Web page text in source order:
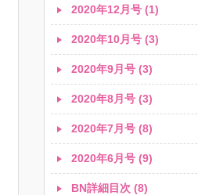
2020年12月号 (1)
2020年10月号 (3)
2020年9月号 (3)
2020年8月号 (3)
2020年7月号 (8)
2020年6月号 (9)
BN詳細目次 (8)